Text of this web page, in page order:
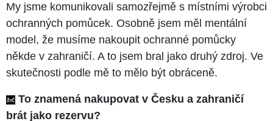
My jsme komunikovali samozřejmě s místními výrobci
ochranných pomůcek. Osobně jsem měl mentální
model, že musíme nakoupit ochranné pomůcky
někde v zahraničí. A to jsem bral jako druhý zdroj. Ve
skutečnosti podle mě to mělo být obráceně.
To znamená nakupovat v Česku a zahraničí
brát jako rezervu?